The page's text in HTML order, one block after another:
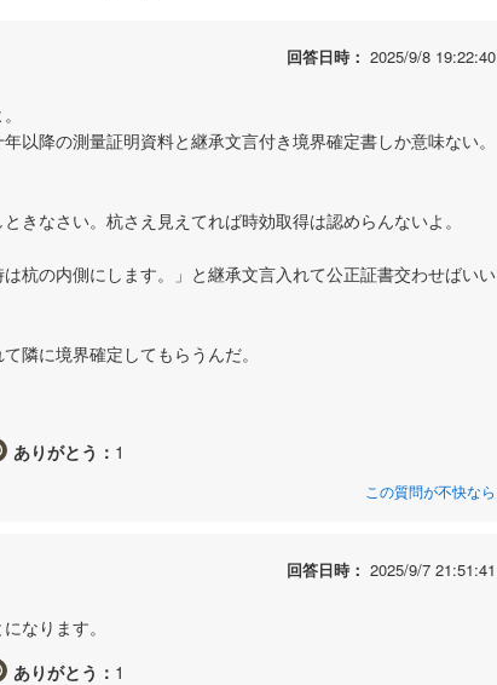
回答日時： 2025/9/8 19:22:40
以降の測量証明資料と継承文言付き境界確定書しか意味ない。
きなさい。杭さえ見えてれば時効取得は認めらんないよ。
杭の内側にします。」と継承文言入れて公正証書交わせばいい
隣に境界確定してもらうんだ。
ありがとう： 1
この質問が不快なら
回答日時： 2025/9/7 21:51:41
なります。
ありがとう： 1